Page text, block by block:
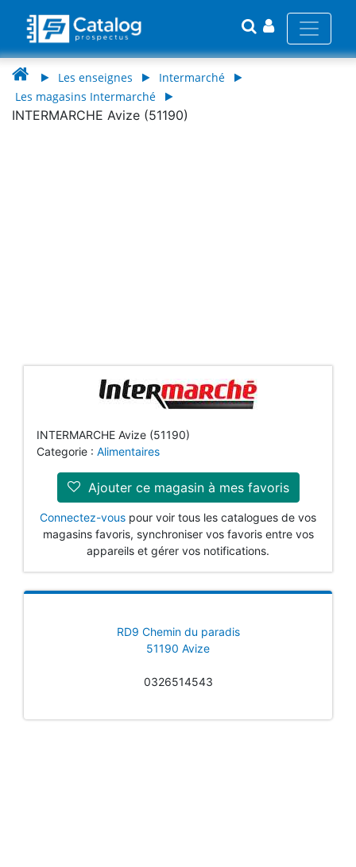
Les enseignes
Intermarché
Les magasins Intermarché
INTERMARCHE Avize (51190)
INTERMARCHE Avize (51190)
Categorie : Alimentaires
Ajouter ce magasin à mes favoris
Connectez-vous pour voir tous les catalogues de vos
magasins favoris, synchroniser vos favoris entre vos
appareils et gérer vos notifications.
RD9 Chemin du paradis
51190 Avize
0326514543